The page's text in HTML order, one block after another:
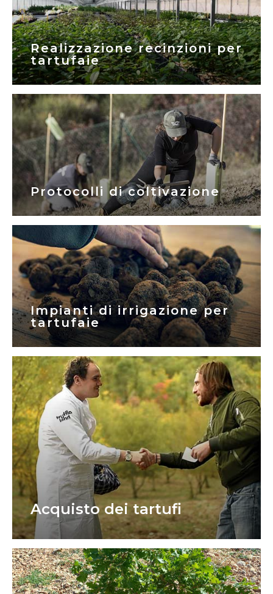
Realizzazione recinzioni per
tartufaie
Protocolli di coltivazione
Impianti di irrigazione per
tartufaie
Acquisto dei tartufi